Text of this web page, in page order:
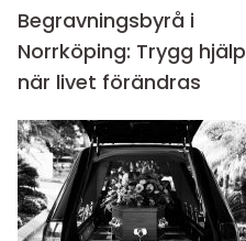
Begravningsbyrå i
Norrköping: Trygg hjälp
när livet förändras